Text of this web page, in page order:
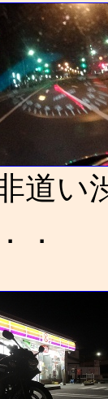
道い
．